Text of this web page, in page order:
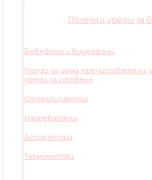
Полезни уреди за
Бебефони и видеофони
Уреди за дома, пречистватели,
уреди за готвене
Стерилизатори
Нагреватели
Аспиратори
Термометри